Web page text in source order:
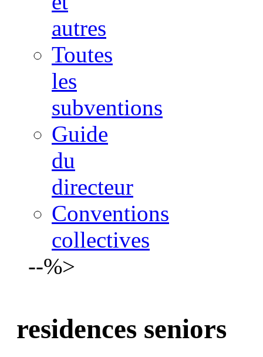
autres
Toutes
les
subventions
Guide
du
directeur
Conventions
collectives
--%>
residences seniors